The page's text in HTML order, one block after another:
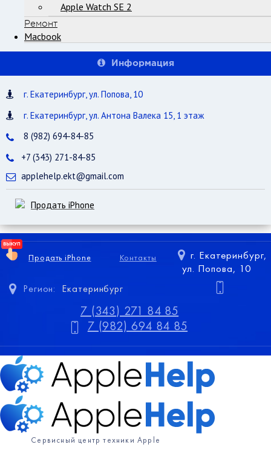
Apple Watch SE 2
Ремонт
Macbook
Информация
г. Екатеринбург, ул. Попова, 10
г. Екатеринбург, ул. Антона Валека 15, 1 этаж
8 (982) 694-84-85
+7 (343) 271-84-85
applehelp.ekt@gmail.com
Продать iPhone
Продать iPhone Контакты
Регион: Екатеринбург
г. Екатеринбург,
ул. Попова, 10
7 (343) 271 84 85
7 (982) 694 84 85
Сервисный центр техники Apple